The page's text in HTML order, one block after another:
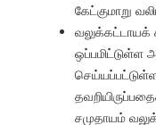
கேட்குமாறு
வலுக்கட்டாயக்
ஒப்பமிட்டுள்ள
சமுதாயம்